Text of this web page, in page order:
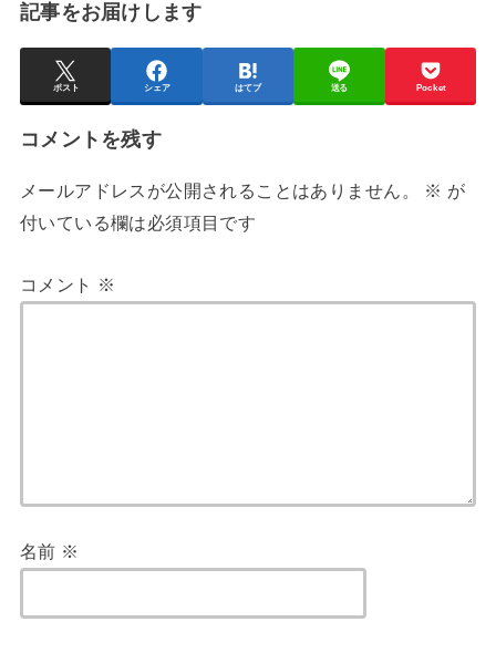
記事をお届けします
ポスト シェア はてブ 送る Pocket
コメントを残す
メールアドレスが公開されることはありません。 ※ が
付いている欄は必須項目です
コメント ※
名前 ※